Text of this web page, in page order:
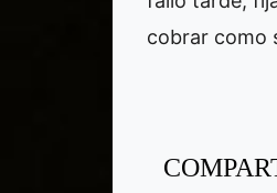
cobrar como